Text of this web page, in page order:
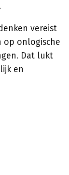
vereist
op onlogische
Dat lukt
en